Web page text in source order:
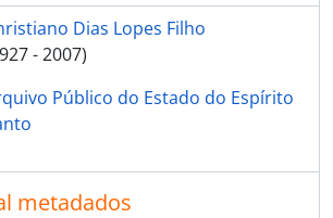
33
34
35
36
37
39
40
Dias Lopes Filho
- 2007)
Público do Estado do Espírito
metadados